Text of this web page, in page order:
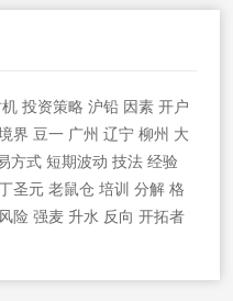
机 投资策略 沪铅 因素 开户
界 豆一 广州 辽宁 柳州 大
方式 短期波动 技法 经验
圣元 老鼠仓 培训 分解 格
险 强麦 升水 反向 开拓者